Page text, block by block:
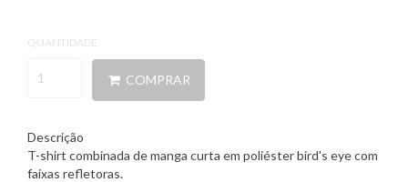
QUANTIDADE
COMPRAR
Descrição
T-shirt combinada de manga curta em poliéster bird's eye com
faixas refletoras.